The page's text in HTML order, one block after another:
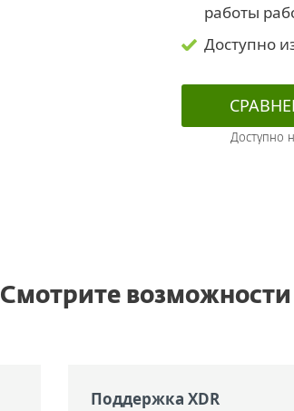
работы
Доступно
Доступно
Смотрите возможности
Поддержка XDR